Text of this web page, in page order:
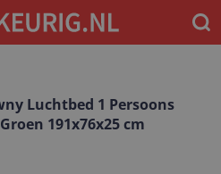
Luchtbed 1 Persoons
191x76x25 cm